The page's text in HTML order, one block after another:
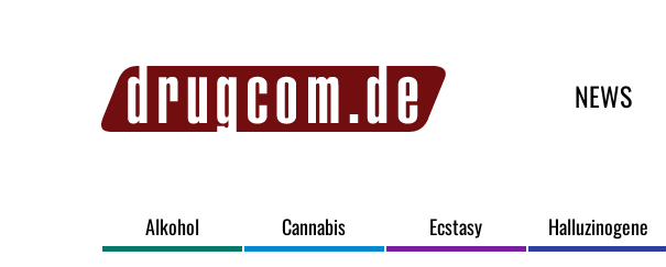
Hauptmenü
NEWS
Alkohol Cannabis Ecstasy Halluzinogene